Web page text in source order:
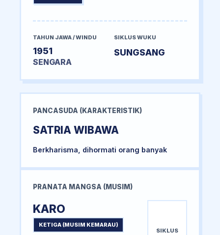
TAHUN JAWA / WINDU
1951
SENGARA
SIKLUS WUKU
SUNGSANG
PANCASUDA (KARAKTERISTIK)
SATRIA WIBAWA
Berkharisma, dihormati orang banyak
PRANATA MANGSA (MUSIM)
KARO
KETIGA (MUSIM KEMARAU)
SIKLUS